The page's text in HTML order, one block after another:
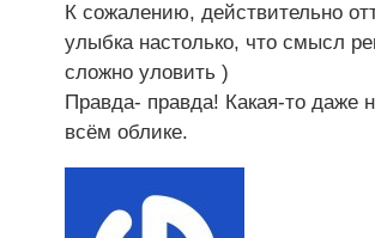
К сожалению, действительно
улыбка настолько, что смысл
сложно уловить )
Правда- правда! Какая-то даже
всём облике.